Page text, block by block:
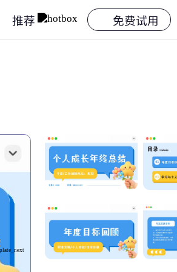
推荐 免费试用